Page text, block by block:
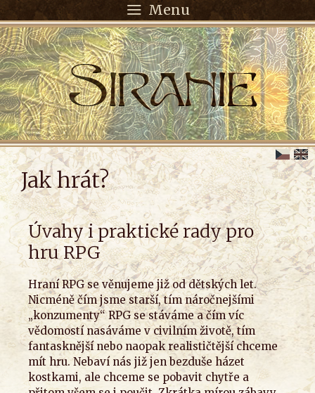
Menu
Jak hrát?
Úvahy i praktické rady pro
hru RPG
Hraní RPG se věnujeme již od dětských let.
Nicméně čím jsme starší, tím náročnejšími
„konzumenty“ RPG se stáváme a čím víc
vědomostí nasáváme v civilním životě, tím
fantasknější nebo naopak realističtější chceme
mít hru. Nebaví nás již jen bezduše házet
kostkami, ale chceme se pobavit chytře a